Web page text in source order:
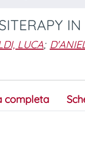
LUCA;
completa